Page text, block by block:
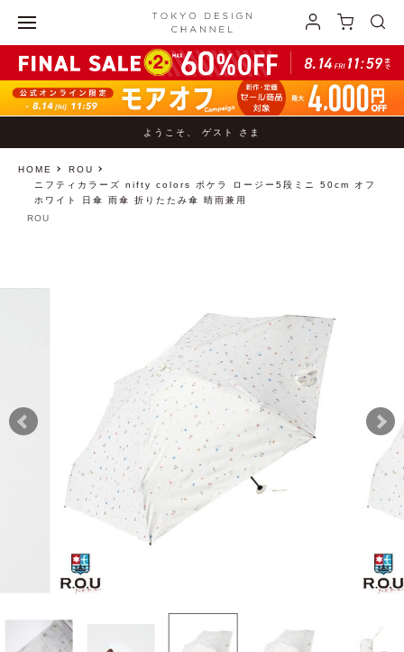
ようこそ、 ゲスト さま
HOME
ROU
ニフティカラーズ nifty colors ポケラ ロージー5段ミニ 50cm オフ
ホワイト 日傘 雨傘 折りたたみ傘 晴雨兼用
ROU